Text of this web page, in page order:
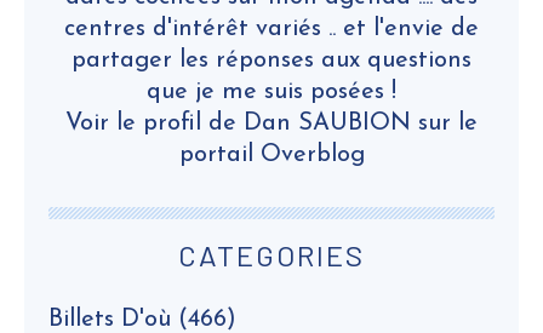
CATEGORIES
Billets D'où (466)
centres d'intérêt variés .. et l'envie de
partager les réponses aux questions
que je me suis posées !
Voir le profil de Dan SAUBION sur le
portail Overblog